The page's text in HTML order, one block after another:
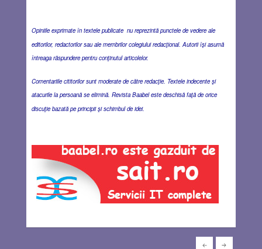
Opiniile exprimate în textele publicate nu reprezintă punctele de vedere ale
editorilor, redactorilor sau ale membrilor colegiului redacţional. Autorii îşi asumă
întreaga răspundere pentru conţinutul articolelor.
Comentariile cititorilor sunt moderate de către redacţie. Textele indecente şi
atacurile la persoană se elimină. Revista Baabel este deschisă faţă de orice
discuţie bazată pe principii şi schimbul de idei.